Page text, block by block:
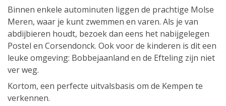
Binnen enkele autominuten liggen de prachtige Molse
Meren, waar je kunt zwemmen en varen. Als je van
abdijbieren houdt, bezoek dan eens het nabijgelegen
Postel en Corsendonck. Ook voor de kinderen is dit een
leuke omgeving: Bobbejaanland en de Efteling zijn niet
ver weg.
Kortom, een perfecte uitvalsbasis om de Kempen te
verkennen.